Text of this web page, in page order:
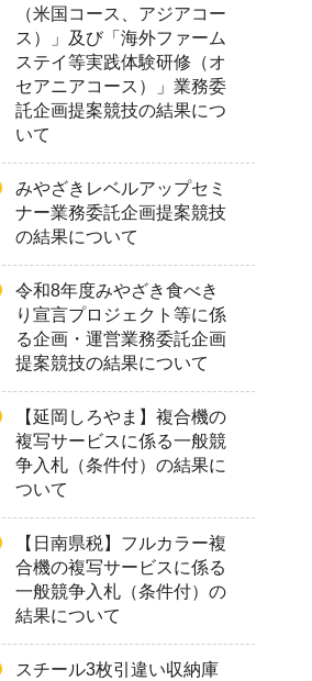
（米国コース、アジアコー
ス）」及び「海外ファーム
ステイ等実践体験研修（オ
セアニアコース）」業務委
託企画提案競技の結果につ
いて
みやざきレベルアップセミ
ナー業務委託企画提案競技
の結果について
令和8年度みやざき食べき
り宣言プロジェクト等に係
る企画・運営業務委託企画
提案競技の結果について
【延岡しろやま】複合機の
複写サービスに係る一般競
争入札（条件付）の結果に
ついて
【日南県税】フルカラー複
合機の複写サービスに係る
一般競争入札（条件付）の
結果について
スチール3枚引違い収納庫